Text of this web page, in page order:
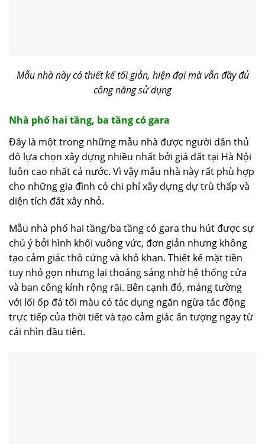
Mẫu nhà này có thiết kế tối giản, hiện đại mà vẫn đầy đủ
công năng sử dụng
Nhà phố hai tầng, ba tầng có gara
Đây là một trong những mẫu nhà được người dân thủ
đô lựa chọn xây dựng nhiều nhất bởi giá đất tại Hà Nội
luôn cao nhất cả nước. Vì vậy mẫu nhà này rất phù hợp
cho những gia đình có chi phí xây dựng dự trù thấp và
diện tích đất xây nhỏ.
Mẫu nhà phố hai tầng/ba tầng có gara thu hút được sự
chú ý bởi hình khối vuông vức, đơn giản nhưng không
tạo cảm giác thô cứng và khô khan. Thiết kế mặt tiền
tuy nhỏ gọn nhưng lại thoáng sáng nhờ hệ thống cửa
và ban công kính rộng rãi. Bên cạnh đó, mảng tường
với lối ốp đá tối màu có tác dụng ngăn ngừa tác động
trực tiếp của thời tiết và tạo cảm giác ấn tượng ngay từ
cái nhìn đầu tiên.